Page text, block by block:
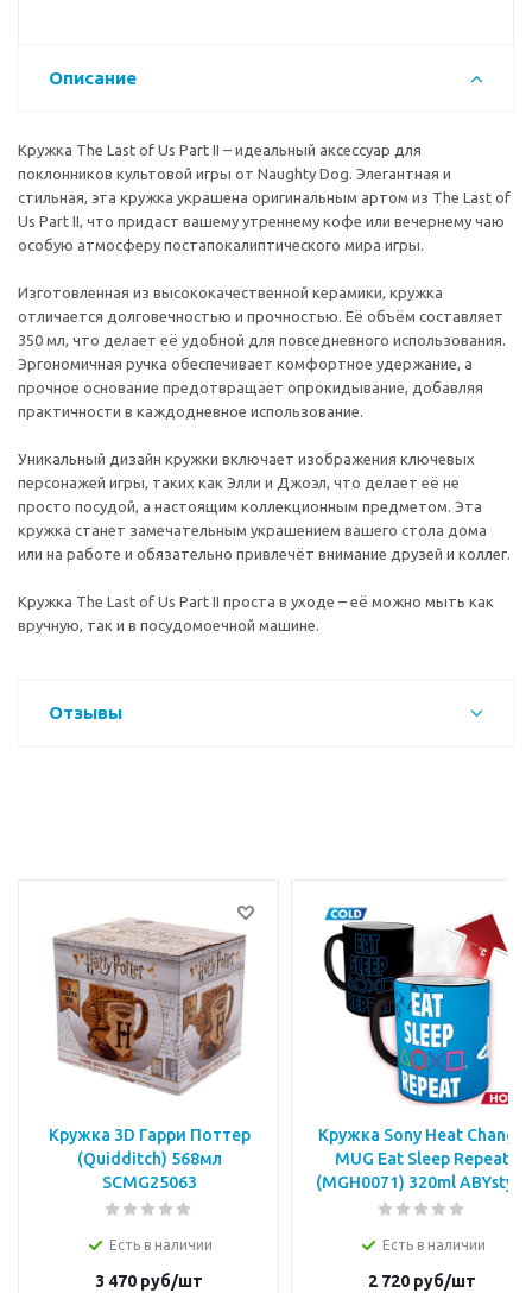
Описание
Кружка The Last of Us Part II – идеальный аксессуар для
поклонников культовой игры от Naughty Dog. Элегантная и
стильная, эта кружка украшена оригинальным артом из The Last of
Us Part II, что придаст вашему утреннему кофе или вечернему чаю
особую атмосферу постапокалиптического мира игры.
Изготовленная из высококачественной керамики, кружка
отличается долговечностью и прочностью. Её объём составляет
350 мл, что делает её удобной для повседневного использования.
Эргономичная ручка обеспечивает комфортное удержание, а
прочное основание предотвращает опрокидывание, добавляя
практичности в каждодневное использование.
Уникальный дизайн кружки включает изображения ключевых
персонажей игры, таких как Элли и Джоэл, что делает её не
просто посудой, а настоящим коллекционным предметом. Эта
кружка станет замечательным украшением вашего стола дома
или на работе и обязательно привлечёт внимание друзей и коллег.
Кружка The Last of Us Part II проста в уходе – её можно мыть как
вручную, так и в посудомоечной машине.
Отзывы
Кружка 3D Гарри Поттер
(Quidditch) 568мл
SCMG25063
Есть в наличии
3 470 руб/шт
Кружка Sony Heat Change
MUG Eat Sleep Repeat
(MGH0071) 320ml ABYstyle
Есть в наличии
2 720 руб/шт